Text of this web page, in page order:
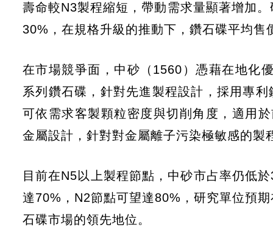
壽命較N3製程縮短，帶動需求量顯著增加
30%，在規格升級的推動下，鑽石碟平均售
在市場競爭面，中砂（1560）憑藉在地化
系列鑽石碟，針對先進製程設計，採用專
可依需求客製顆粒密度與切削角度，適用
金屬設計，針對對金屬離子污染極敏感的製
目前在N5以上製程節點，中砂市占率仍低
達70%，N2節點可望達80%，研究單位預
石碟市場的領先地位。